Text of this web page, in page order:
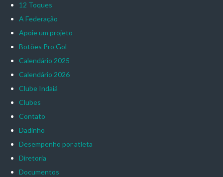
12 Toques
A Federação
Apoie um projeto
Botões Pro Gol
Calendário 2025
Calendário 2026
Clube Indaiá
Clubes
Contato
Dadinho
Desempenho por atleta
Diretoria
Documentos